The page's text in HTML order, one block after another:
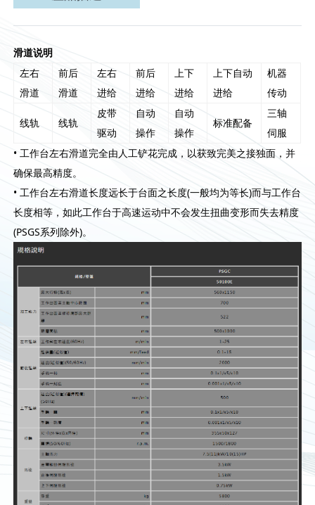
滑道说明
左右
滑道
前后
滑道
左右
进给
前后
进给
上下
进给
上下自动
进给
机器
传动
线轨 线轨
皮带
驱动
自动
操作
自动
操作
标准配备
三轴
伺服
• 工作台左右滑道完全由人工铲花完成，以获致完美之接独面，并
确保最高精度。
• 工作台左右滑道长度远长于台面之长度(一般均为等长)而与工作台
长度相等，如此工作台于高速运动中不会发生扭曲变形而失去精度
(PSGS系列除外)。